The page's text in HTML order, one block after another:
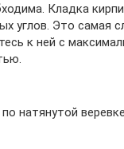
Кладка
углов. Это самая
к ней с
натянутой веревке